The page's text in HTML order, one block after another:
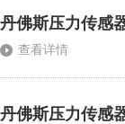
丹佛斯压力传感
查看详情
丹佛斯压力传感